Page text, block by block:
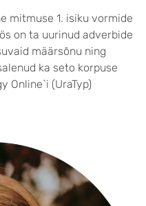
mitmuse 1. isiku vormide
on ta uurinud adverbide
määrsõnu ning
ka seto korpuse
Online`i (UraTyp)